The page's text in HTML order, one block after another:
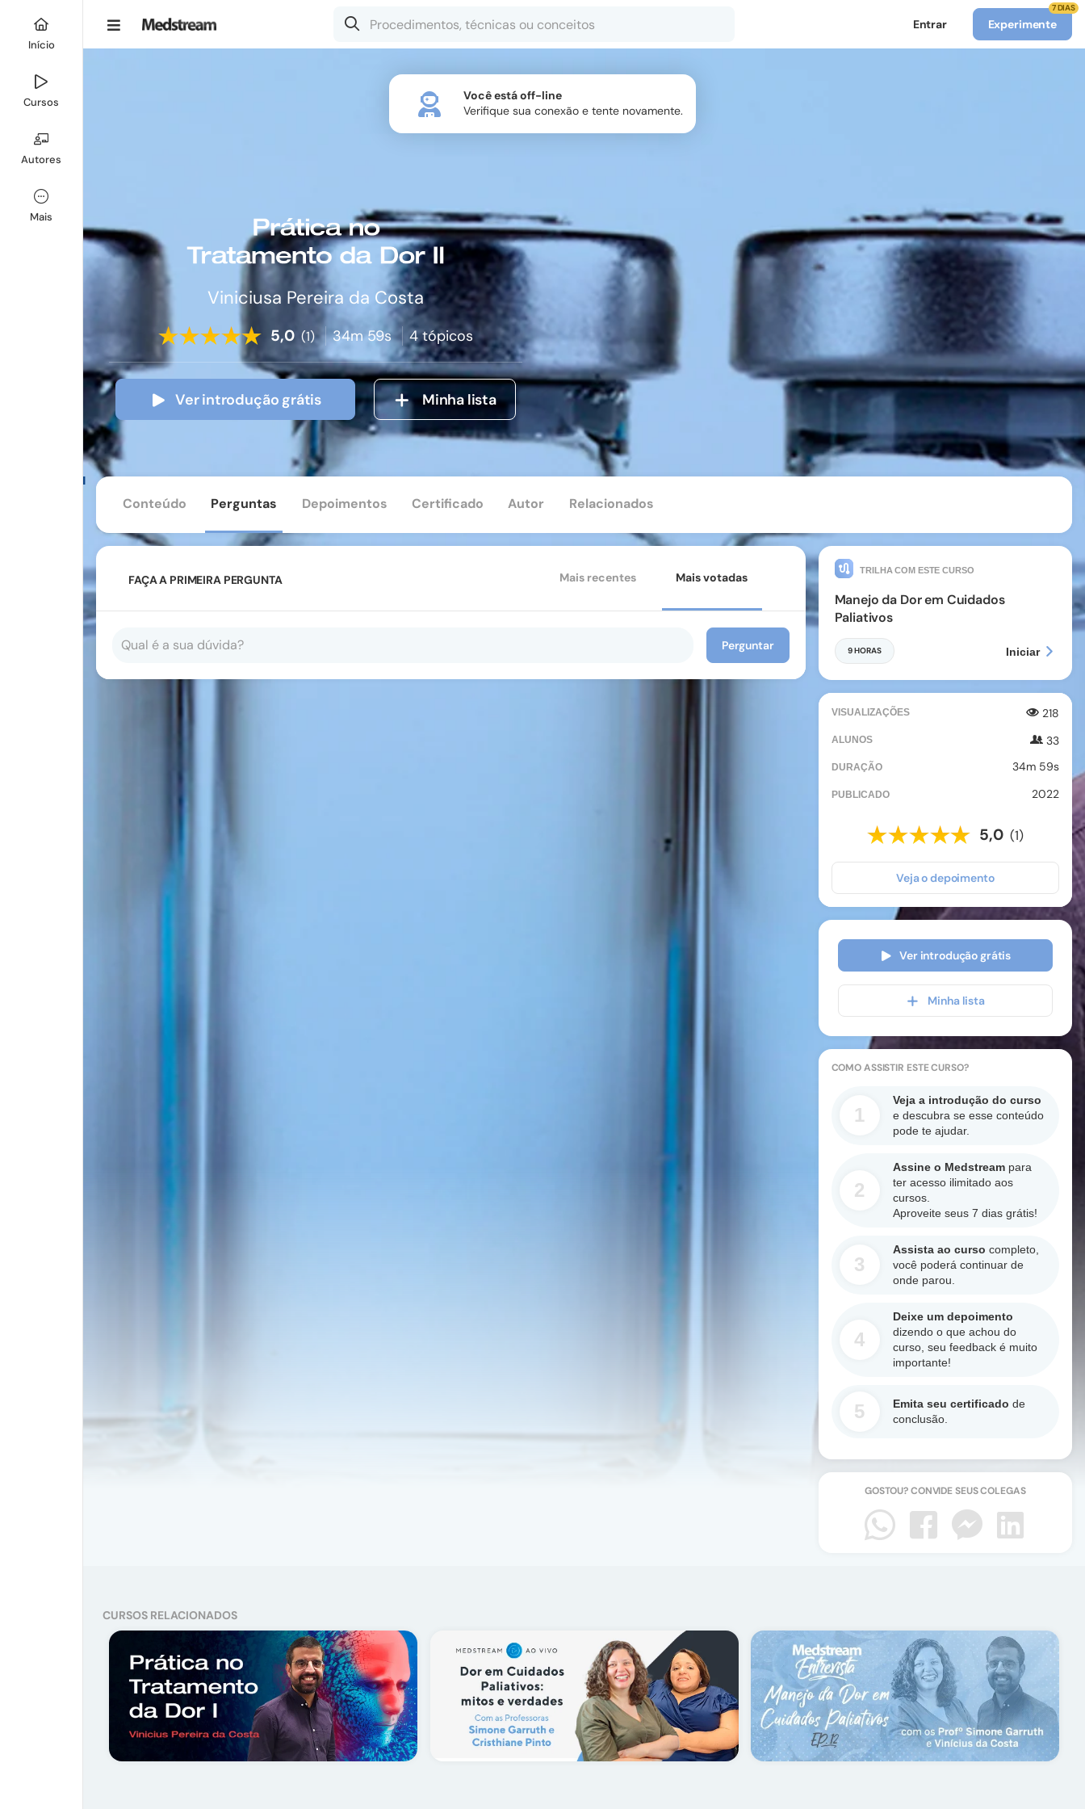
Início
Cursos
Autores
Mais
Entrar Experimente
7 DIAS
Viniciusa Pereira da Costa
5,0 (1) 34m 59s 4 tópicos
Ver introdução grátis Minha lista
Conteúdo Perguntas Depoimentos Certificado Autor Relacionados
FAÇA A PRIMEIRA PERGUNTA Mais recentes Mais votadas
TRILHA COM ESTE CURSO
Manejo da Dor em Cuidados
Paliativos
9 HORAS Iniciar
VISUALIZAÇÕES 218
ALUNOS 33
DURAÇÃO 34m 59s
PUBLICADO 2022
5,0 (1)
Veja o depoimento
Ver introdução grátis
Minha lista
COMO ASSISTIR ESTE CURSO?
1
Veja a introdução do curso
e descubra se esse conteúdo
pode te ajudar.
2
Assine o Medstreampara
ter acesso ilimitado aos
cursos.
Aproveite seus 7 dias grátis!
3
Assista ao curso completo,
você poderá continuar de
onde parou.
4
Deixe um depoimento
dizendo o que achou do
curso, seu feedback é muito
importante!
5 Emita seu certificado de
conclusão.
GOSTOU? CONVIDE SEUS COLEGAS
CURSOS RELACIONADOS